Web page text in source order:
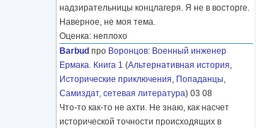
надзирательницы концлагеря. Я не в восторге.
Наверное, не моя тема.
Оценка: неплохо
Barbud про Воронцов: Военный инженер
Ермака. Книга 1 (Альтернативная история,
Исторические приключения, Попаданцы,
Самиздат, сетевая литература) 03 08
Что-то как-то не ахти. Не знаю, как насчет
исторической точности происходящих в